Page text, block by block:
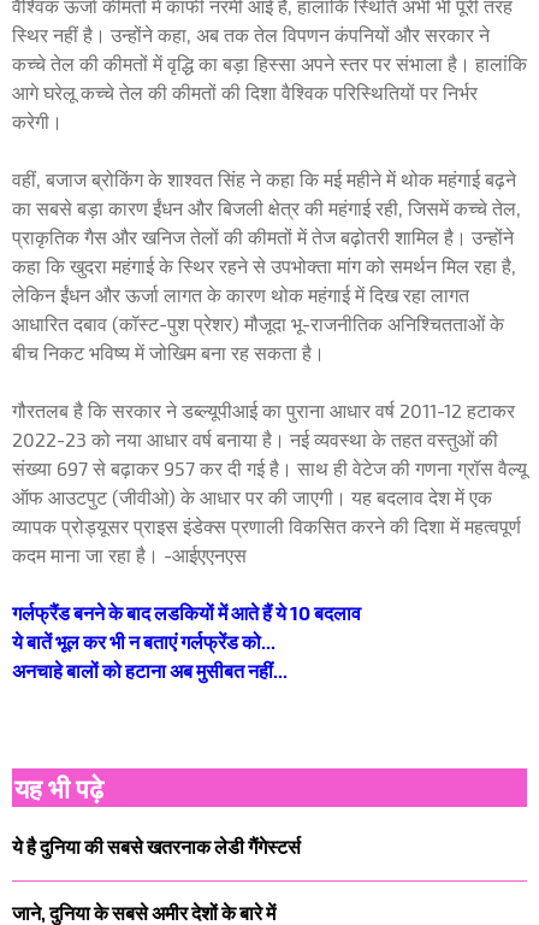
वैश्विक ऊर्जा कीमतों में काफी नरमी आई है, हालांकि स्थिति अभी भी पूरी तरह
स्थिर नहीं है। उन्होंने कहा, अब तक तेल विपणन कंपनियों और सरकार ने
कच्चे तेल की कीमतों में वृद्धि का बड़ा हिस्सा अपने स्तर पर संभाला है। हालांकि
आगे घरेलू कच्चे तेल की कीमतों की दिशा वैश्विक परिस्थितियों पर निर्भर
करेगी।
वहीं, बजाज ब्रोकिंग के शाश्वत सिंह ने कहा कि मई महीने में थोक महंगाई बढ़ने
का सबसे बड़ा कारण ईंधन और बिजली क्षेत्र की महंगाई रही, जिसमें कच्चे तेल,
प्राकृतिक गैस और खनिज तेलों की कीमतों में तेज बढ़ोतरी शामिल है। उन्होंने
कहा कि खुदरा महंगाई के स्थिर रहने से उपभोक्ता मांग को समर्थन मिल रहा है,
लेकिन ईंधन और ऊर्जा लागत के कारण थोक महंगाई में दिख रहा लागत
आधारित दबाव (कॉस्ट-पुश प्रेशर) मौजूदा भू-राजनीतिक अनिश्चितताओं के
बीच निकट भविष्य में जोखिम बना रह सकता है।
गौरतलब है कि सरकार ने डब्ल्यूपीआई का पुराना आधार वर्ष 2011-12 हटाकर
2022-23 को नया आधार वर्ष बनाया है। नई व्यवस्था के तहत वस्तुओं की
संख्या 697 से बढ़ाकर 957 कर दी गई है। साथ ही वेटेज की गणना ग्रॉस वैल्यू
ऑफ आउटपुट (जीवीओ) के आधार पर की जाएगी। यह बदलाव देश में एक
व्यापक प्रोड्यूसर प्राइस इंडेक्स प्रणाली विकसित करने की दिशा में महत्वपूर्ण
कदम माना जा रहा है। -आईएएनएस
गर्लफ्रैंड बनने के बाद लडकियों में आते हैं ये 10 बदलाव
ये बातें भूल कर भी न बताएं गर्लफ्रेंड को...
अनचाहे बालों को हटाना अब मुसीबत नहीं...
यह भी पढ़े
ये है दुनिया की सबसे खतरनाक लेडी गैंगेस्टर्स
जाने, दुनिया के सबसे अमीर देशों के बारे में